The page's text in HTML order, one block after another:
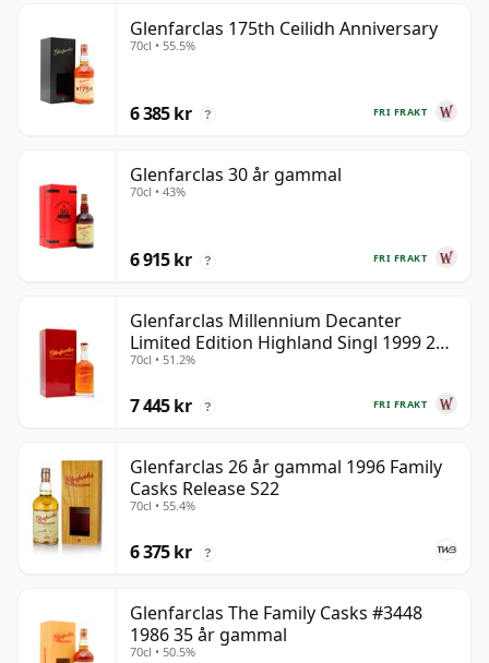
Glenfarclas 175th Ceilidh Anniversary
70cl • 55.5%
FRI FRAKT
6 385 kr ?
Glenfarclas 30 år gammal
70cl • 43%
FRI FRAKT
6 915 kr ?
Glenfarclas Millennium Decanter
Limited Edition Highland Singl 1999 25
år gammal
70cl • 51.2%
FRI FRAKT
7 445 kr ?
Glenfarclas 26 år gammal 1996 Family
Casks Release S22
70cl • 55.4%
6 375 kr ?
Glenfarclas The Family Casks #3448
1986 35 år gammal
70cl • 50.5%